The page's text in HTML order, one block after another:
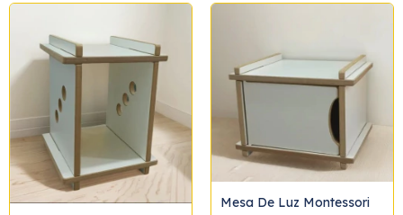
Mesa De Luz Montessori